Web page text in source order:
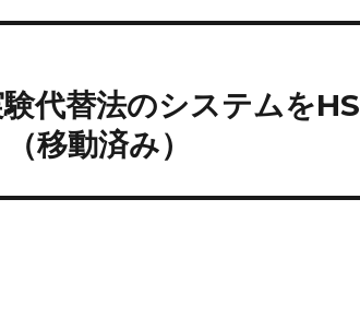
代替法のシステムを
移動済み）